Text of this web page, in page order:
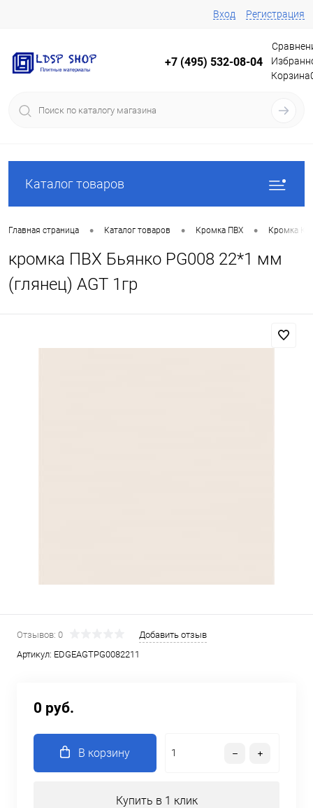
Вход Регистрация
+7 (495) 532-08-04
Корзина
Каталог товаров
Главная страница • Каталог товаров • Кромка ПВХ • Кромка
кромка ПВХ Бьянко PG008 22*1 мм
(глянец) AGT 1гр
Отзывов: 0
Добавить отзыв
Артикул: EDGEAGTPG0082211
0 руб.
В корзину
Купить в 1 клик